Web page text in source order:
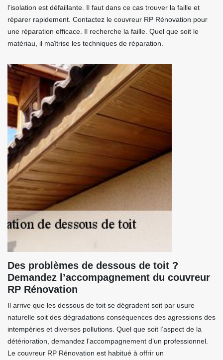
l’isolation est défaillante. Il faut dans ce cas trouver la faille et
réparer rapidement. Contactez le couvreur RP Rénovation pour
une réparation efficace. Il recherche la faille. Quel que soit le
matériau, il maîtrise les techniques de réparation.
Des problèmes de dessous de toit ?
Demandez l’accompagnement du couvreur
RP Rénovation
Il arrive que les dessous de toit se dégradent soit par usure
naturelle soit des dégradations conséquences des agressions des
intempéries et diverses pollutions. Quel que soit l’aspect de la
détérioration, demandez l’accompagnement d’un professionnel.
Le couvreur RP Rénovation est habitué à offrir un